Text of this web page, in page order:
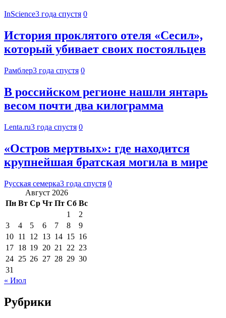
InScience3 года спустя 0
История проклятого отеля «Сесил»,
который убивает своих постояльцев
Рамблер3 года спустя 0
В российском регионе нашли янтарь
весом почти два килограмма
Lenta.ru3 года спустя 0
«Остров мертвых»: где находится
крупнейшая братская могила в мире
Русская семерка3 года спустя 0
Август 2026
Пн Вт Ср Чт Пт Сб Вс
1
2
3
4 5 6 7 8
9
10 11 12 13 14 15 16
17 18 19 20 21 22 23
24 25 26 27 28 29 30
31
« Июл
Рубрики